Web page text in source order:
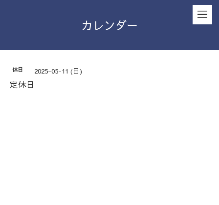
カレンダー
休日 2025-05-11 (日)
定休日